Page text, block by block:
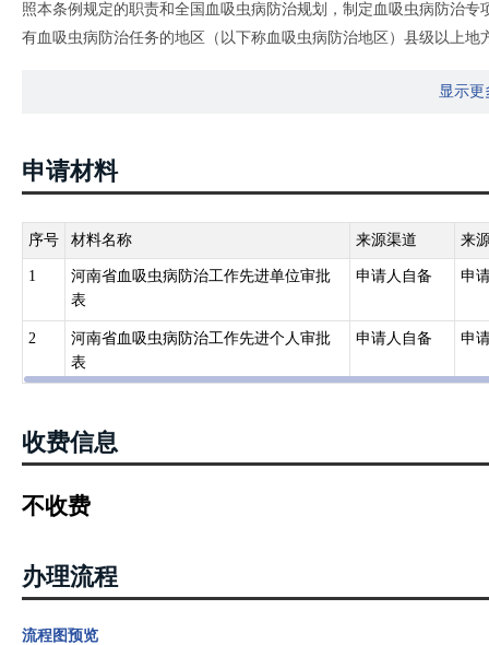
照本条例规定的职责和全国血吸虫病防治规划，制定血吸虫病防治专
有血吸虫病防治任务的地区（以下称血吸虫病防治地区）县级以上
第七条国务院有关部门、血吸虫病防治地区县级以上地方人民政府
显示更
申请材料
序号 材料名称 来源渠道 来
1
河南省血吸虫病防治工作先进单位审批
表
申请人自备 申
2
河南省血吸虫病防治工作先进个人审批
表
申请人自备 申
收费信息
不收费
办理流程
流程图预览